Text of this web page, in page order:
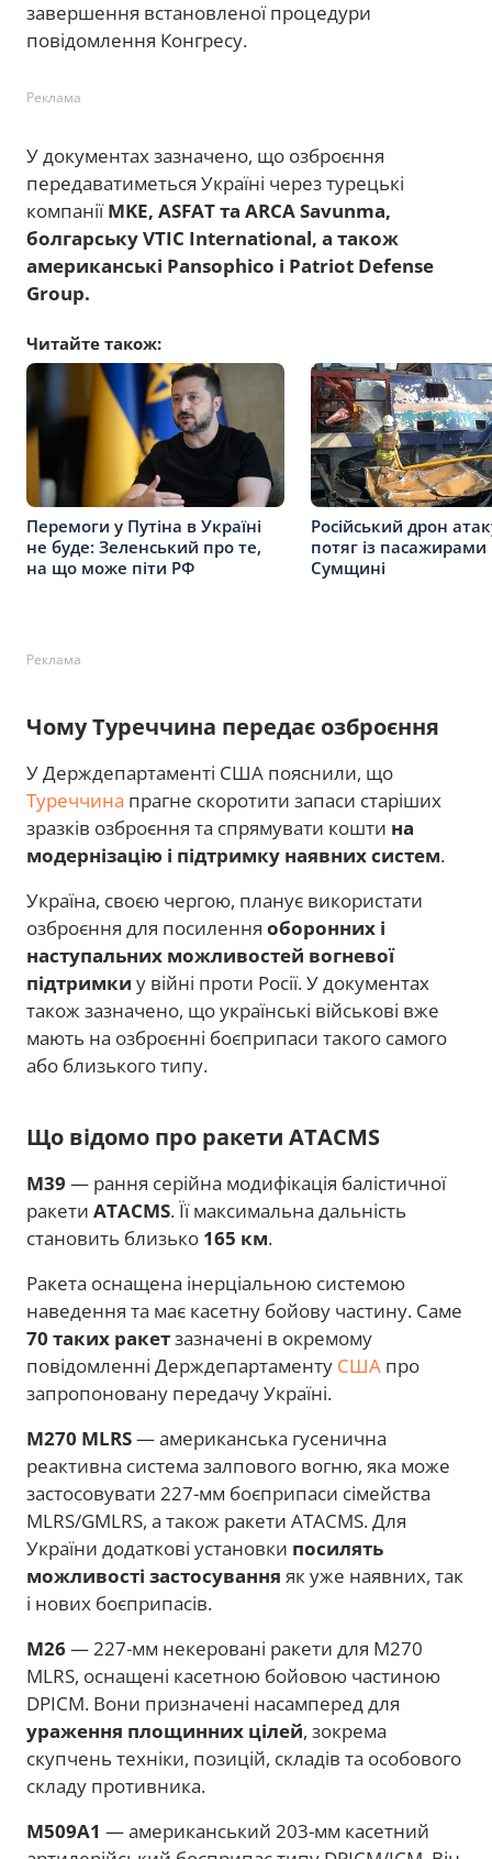
завершення встановленої процедури
повідомлення Конгресу.
Реклама
У документах зазначено, що озброєння
передаватиметься Україні через турецькі
компаніїMKE, ASFAT та ARCA Savunma,
болгарську VTIC International, а також
американські Pansophico і Patriot Defense
Group.
Читайте також:
Перемоги у Путіна в Україні
не буде: Зеленський про те,
на що може піти РФ
Російський дрон
потяг із пасажирами
Сумщині
Реклама
Чому Туреччина передає озброєння
У Держдепартаменті США пояснили, що
Туреччина прагне скоротити запаси старіших
зразків озброєння та спрямувати кошти на
модернізацію і підтримку наявних систем.
Україна, своєю чергою, планує використати
озброєння для посилення оборонних і
наступальних можливостей вогневої
підтримки у війні проти Росії. У документах
також зазначено, що українські військові вже
мають на озброєнні боєприпаси такого самого
або близького типу.
Що відомо про ракети ATACMS
M39 — рання серійна модифікація балістичної
ракети ATACMS. Її максимальна дальність
становить близько 165 км.
Ракета оснащена інерціальною системою
наведення та має касетну бойову частину. Саме
70 таких ракетзазначені в окремому
повідомленні Держдепартаменту США про
запропоновану передачу Україні.
M270 MLRS— американська гусенична
реактивна система залпового вогню, яка може
застосовувати 227-мм боєприпаси сімейства
MLRS/GMLRS, а також ракети ATACMS. Для
України додаткові установки посилять
можливості застосування як уже наявних, так
і нових боєприпасів.
M26— 227-мм некеровані ракети для M270
MLRS, оснащені касетною бойовою частиною
DPICM. Вони призначені насамперед для
ураження площинних цілей, зокрема
скупчень техніки, позицій, складів та особового
складу противника.
M509A1 — американський 203-мм касетний